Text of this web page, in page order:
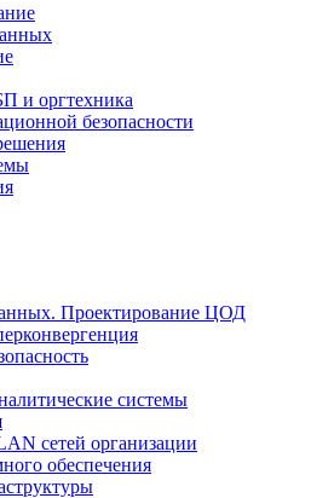
и оргтехника
безопасности
Проектирование ЦОД
системы
сетей организации
обеспечения